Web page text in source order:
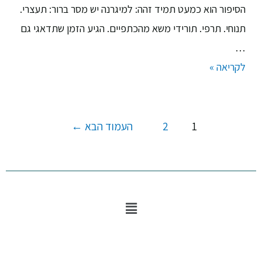
הסיפור הוא כמעט תמיד זהה: למיגרנה יש מסר ברור: תעצרי.
תנוחי. תרפי. תורידי משא מהכתפיים. הגיע הזמן שתדאגי גם
…
לקריאה »
1
2 העמוד הבא ←